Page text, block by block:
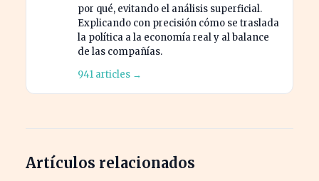
por qué, evitando el análisis superficial.
Explicando con precisión cómo se traslada
la política a la economía real y al balance
de las compañías.
941 articles →
Artículos relacionados